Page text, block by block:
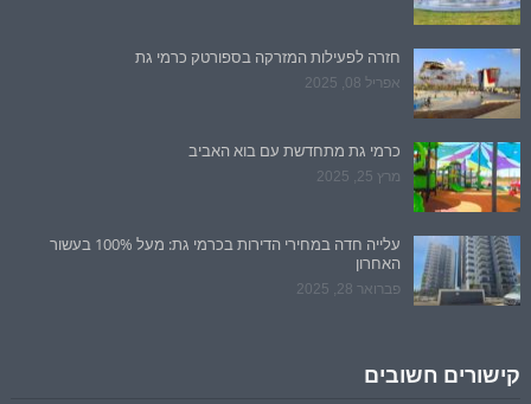
חזרה לפעילות המזרקה בספורטק כרמי גת
אפריל 08, 2025
כרמי גת מתחדשת עם בוא האביב
מרץ 25, 2025
עלייה חדה במחירי הדירות בכרמי גת: מעל 100% בעשור
האחרון
פברואר 28, 2025
קישורים חשובים